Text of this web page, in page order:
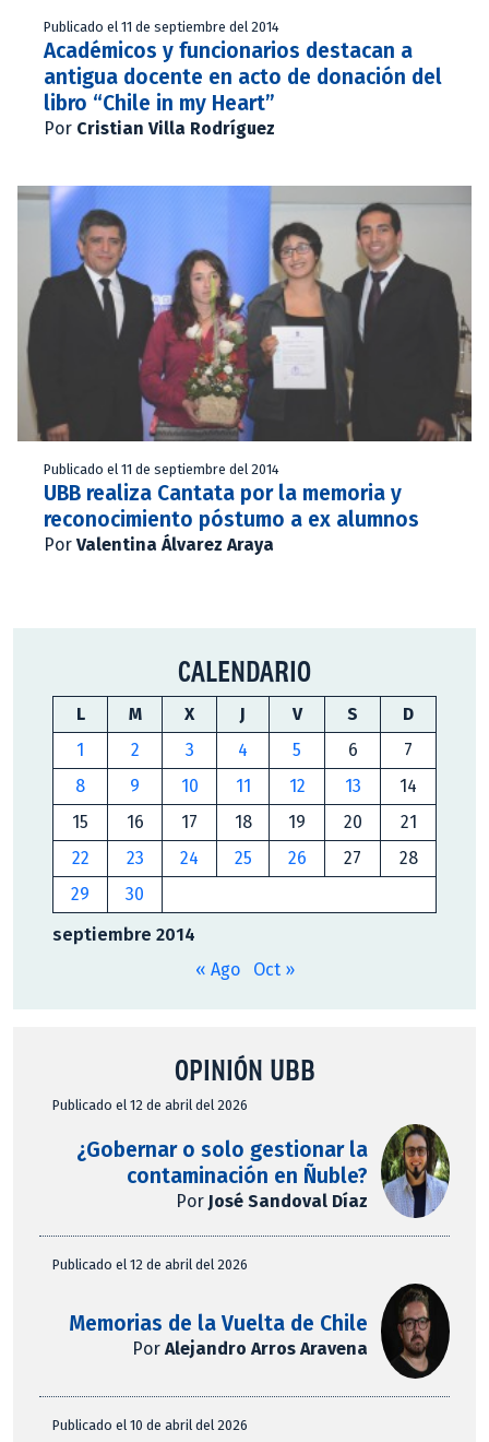
Publicado el 11 de septiembre del 2014
Académicos y funcionarios destacan a
antigua docente en acto de donación del
libro “Chile in my Heart”
Por Cristian Villa Rodríguez
Publicado el 11 de septiembre del 2014
UBB realiza Cantata por la memoria y
reconocimiento póstumo a ex alumnos
Por Valentina Álvarez Araya
CALENDARIO
septiembre 2014
L M X J V S
D
1
2 3 4 5 6
7
8
9 10 11 12 13
14
15
16 17 18 19 20
21
22
23 24 25 26 27
28
29
30
« Ago Oct »
OPINIÓN UBB
Publicado el 12 de abril del 2026
¿Gobernar o solo gestionar la
contaminación en Ñuble?
Por José Sandoval Díaz
Publicado el 12 de abril del 2026
Memorias de la Vuelta de Chile
PorAlejandro Arros Aravena
Publicado el 10 de abril del 2026